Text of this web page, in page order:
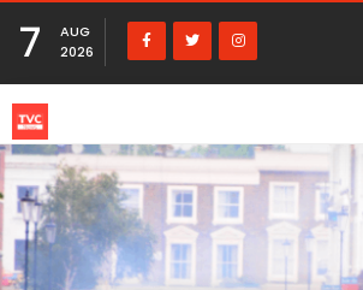
7
AUG
2026